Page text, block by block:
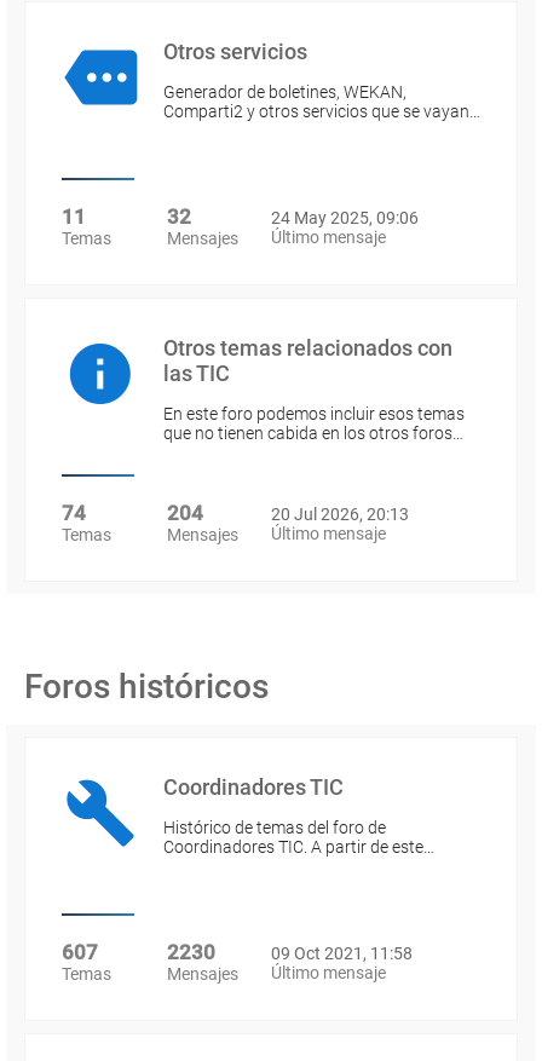
Otros servicios
Generador de boletines, WEKAN,
Comparti2 y otros servicios que se vayan…
11
Temas
32
Mensajes
24 May 2025, 09:06
Último mensaje
Otros temas relacionados con
las TIC
En este foro podemos incluir esos temas
que no tienen cabida en los otros foros…
74
Temas
204
Mensajes
20 Jul 2026, 20:13
Último mensaje
Foros históricos
Coordinadores TIC
Histórico de temas del foro de
Coordinadores TIC. A partir de este…
607
Temas
2230
Mensajes
09 Oct 2021, 11:58
Último mensaje